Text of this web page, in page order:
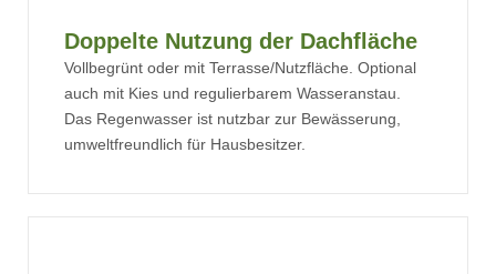
Doppelte Nutzung der Dachfläche
Vollbegrünt oder mit Terrasse/Nutzfläche. Optional
auch mit Kies und regulierbarem Wasseranstau.
Das Regenwasser ist nutzbar zur Bewässerung,
umweltfreundlich für Hausbesitzer.